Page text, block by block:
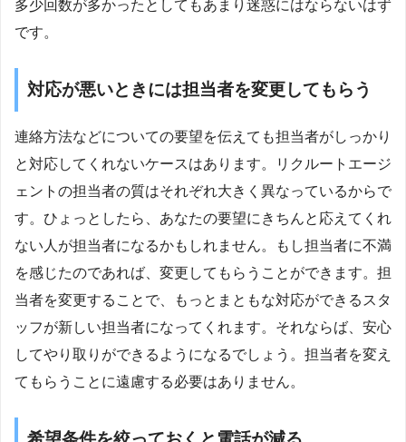
多少回数が多かったとしてもあまり迷惑にはならないはず
です。
対応が悪いときには担当者を変更してもらう
連絡方法などについての要望を伝えても担当者がしっかり
と対応してくれないケースはあります。リクルートエージ
ェントの担当者の質はそれぞれ大きく異なっているからで
す。ひょっとしたら、あなたの要望にきちんと応えてくれ
ない人が担当者になるかもしれません。もし担当者に不満
を感じたのであれば、変更してもらうことができます。担
当者を変更することで、もっとまともな対応ができるスタ
ッフが新しい担当者になってくれます。それならば、安心
してやり取りができるようになるでしょう。担当者を変え
てもらうことに遠慮する必要はありません。